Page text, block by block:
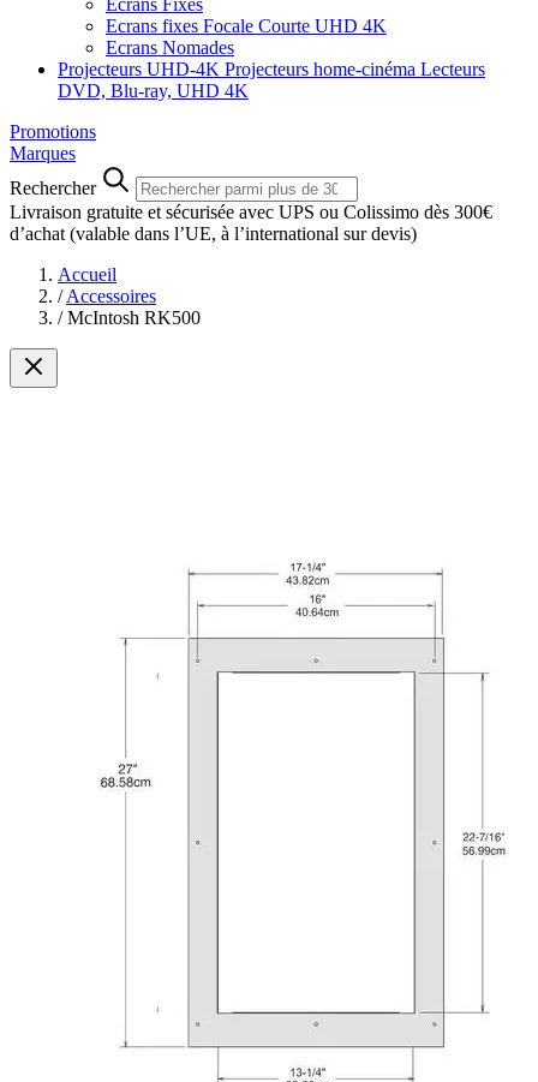
Ecrans Fixes
Ecrans fixes Focale Courte UHD 4K
Ecrans Nomades
Projecteurs UHD-4K Projecteurs home-cinéma Lecteurs
DVD, Blu-ray, UHD 4K
Promotions
Marques
Rechercher
Livraison gratuite et sécurisée avec UPS ou Colissimo dès 300€
d’achat (valable dans l’UE, à l’international sur devis)
Accueil
/ Accessoires
/ McIntosh RK500